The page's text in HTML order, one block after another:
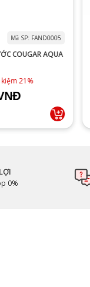
Mã SP: FAND0005
COUGAR AQUA
21%
0%